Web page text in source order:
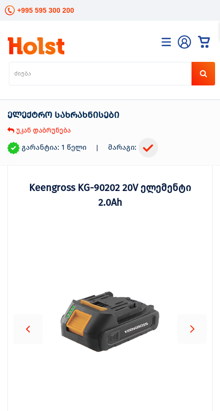
+995 595 300 200
ელექტრო სახრახნისები
უკან დაბრუნება
გარანტია: 1 წელი | მარაგი:
Keengross KG-90202 20V ელემენტი
2.0Ah
კატალოგი
განათება
ინსტრუმენტები
ელექტრო
მოვლა
მცენარეთა
ბრენდები ბლოგი
სოც.